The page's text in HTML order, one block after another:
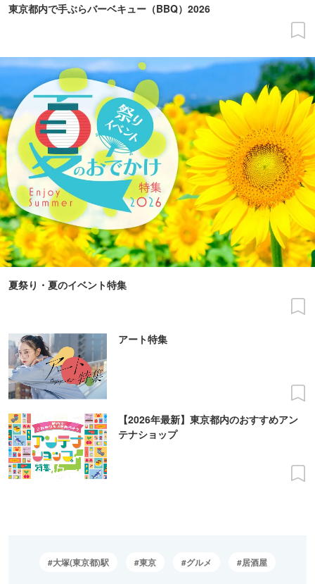
東京都内で手ぶらバーベキュー（BBQ）2026
夏祭り・夏のイベント特集
アート特集
【2026年最新】東京都内のおすすめアン
テナショップ
大塚(東京都)駅 東京 グルメ 居酒屋